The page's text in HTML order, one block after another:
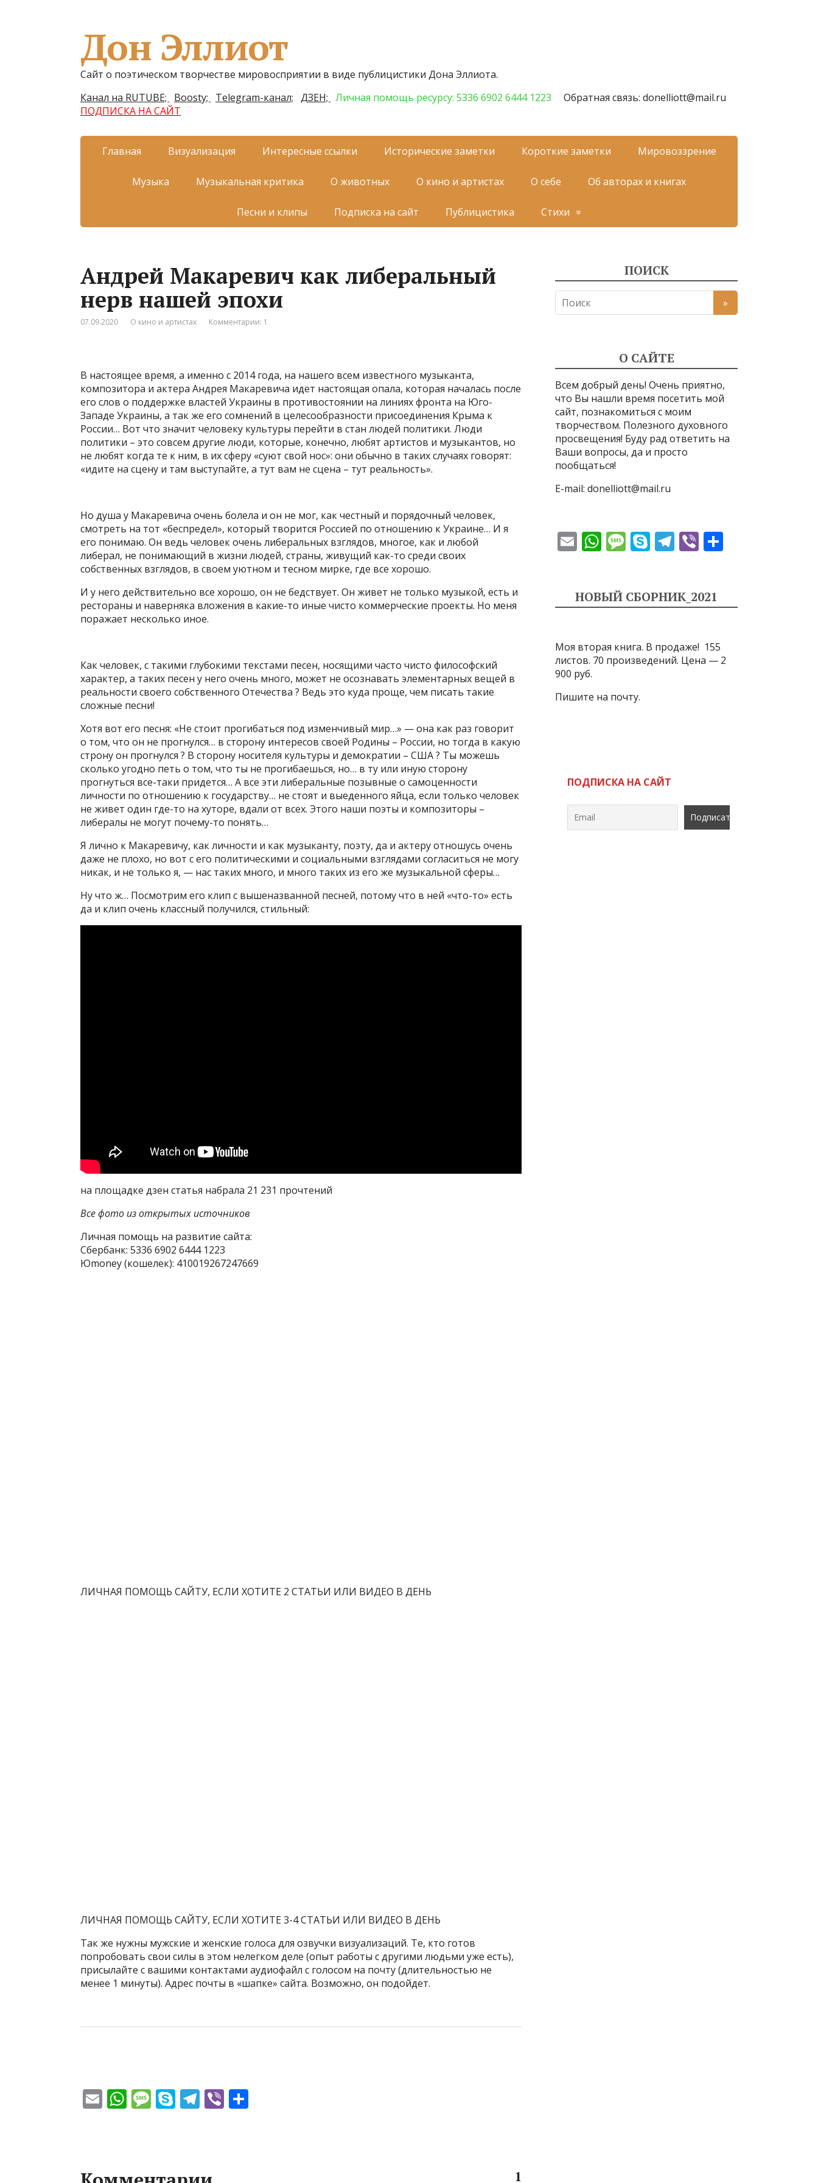
Дон Эллиот
Сайт о поэтическом творчестве мировосприятии в виде публицистики Дона Эллиота.
Канал на RUTUBE;
Boosty; Telegram-канал; ДЗЕН; Личная помощь ресурсу: 5336 6902 6444 1223
Обратная связь: donelliott@mail.ru
ПОДПИСКА НА САЙТ
Главная Визуализация Интересные ссылки Исторические заметки Короткие заметки Мировоззрение
Музыка Музыкальная критика О животных О кино и артистах О себе Об авторах и книгах
Песни и клипы Подписка на сайт Публицистика Стихи
Андрей Макаревич как либеральный
нерв нашей эпохи
07.09.2020 О кино и артистах Комментарии: 1
В настоящее время, а именно с 2014 года, на нашего всем известного музыканта,
композитора и актера Андрея Макаревича идет настоящая опала, которая началась после
его слов о поддержке властей Украины в противостоянии на линиях фронта на Юго-
Западе Украины, а так же его сомнений в целесообразности присоединения Крыма к
России… Вот что значит человеку культуры перейти в стан людей политики. Люди
политики – это совсем другие люди, которые, конечно, любят артистов и музыкантов, но
не любят когда те к ним, в их сферу «суют свой нос»: они обычно в таких случаях говорят:
«идите на сцену и там выступайте, а тут вам не сцена – тут реальность».
Но душа у Макаревича очень болела и он не мог, как честный и порядочный человек,
смотреть на тот «беспредел», который творится Россией по отношению к Украине… И я
его понимаю. Он ведь человек очень либеральных взглядов, многое, как и любой
либерал, не понимающий в жизни людей, страны, живущий как-то среди своих
собственных взглядов, в своем уютном и тесном мирке, где все хорошо.
И у него действительно все хорошо, он не бедствует. Он живет не только музыкой, есть и
рестораны и наверняка вложения в какие-то иные чисто коммерческие проекты. Но меня
поражает несколько иное.
Как человек, с такими глубокими текстами песен, носящими часто чисто философский
характер, а таких песен у него очень много, может не осознавать элементарных вещей в
реальности своего собственного Отечества ? Ведь это куда проще, чем писать такие
сложные песни!
Хотя вот его песня: «Не стоит прогибаться под изменчивый мир…» — она как раз говорит
о том, что он не прогнулся… в сторону интересов своей Родины – России, но тогда в какую
строну он прогнулся ? В сторону носителя культуры и демократии – США ? Ты можешь
сколько угодно петь о том, что ты не прогибаешься, но… в ту или иную сторону
прогнуться все-таки придется… А все эти либеральные позывные о самоценности
личности по отношению к государству… не стоят и выеденного яйца, если только человек
не живет один где-то на хуторе, вдали от всех. Этого наши поэты и композиторы –
либералы не могут почему-то понять…
Я лично к Макаревичу, как личности и как музыканту, поэту, да и актеру отношусь очень
даже не плохо, но вот с его политическими и социальными взглядами согласиться не могу
никак, и не только я, — нас таких много, и много таких из его же музыкальной сферы…
Ну что ж… Посмотрим его клип с вышеназванной песней, потому что в ней «что-то» есть
да и клип очень классный получился, стильный:
на площадке дзен статья набрала 21 231 прочтений
Все фото из открытых источников
Личная помощь на развитие сайта:
Сбербанк: 5336 6902 6444 1223
Юmoney (кошелек): 410019267247669
ЛИЧНАЯ ПОМОЩЬ САЙТУ, ЕСЛИ ХОТИТЕ 2 СТАТЬИ ИЛИ ВИДЕО В ДЕНЬ
ЛИЧНАЯ ПОМОЩЬ САЙТУ, ЕСЛИ ХОТИТЕ 3-4 СТАТЬИ ИЛИ ВИДЕО В ДЕНЬ
Так же нужны мужские и женские голоса для озвучки визуализаций. Те, кто готов
попробовать свои силы в этом нелегком деле (опыт работы с другими людьми уже есть),
присылайте с вашими контактами аудиофайл с голосом на почту (длительностью не
менее 1 минуты). Адрес почты в «шапке» сайта. Возможно, он подойдет.
E W
A
M
g
S
e
T
a
Vi
1
ПОИСК
О САЙТЕ
Всем добрый день! Очень приятно,
что Вы нашли время посетить мой
сайт, познакомиться с моим
творчеством. Полезного духовного
просвещения! Буду рад ответить на
Ваши вопросы, да и просто
пообщаться!
E-mail: donelliott@mail.ru
E
l
W
s
p
p
M
a
e
S
p
T
gr
m
Vi
р
и
НОВЫЙ СБОРНИК_2021
Моя вторая книга. В продаже! 155
листов. 70 произведений. Цена — 2
900 руб.
Пишите на почту.
ПОДПИСКА НА САЙТ